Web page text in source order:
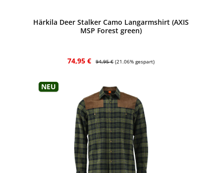
Härkila Deer Stalker Camo Langarmshirt (AXIS
MSP Forest green)
Verkaufspreis:
74,95 € 94,95 € (21.06% gespart)
Neu